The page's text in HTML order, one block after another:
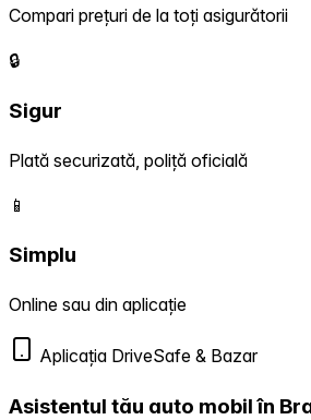
Compari prețuri de la toți asigurătorii
🔒
Sigur
Plată securizată, poliță oficială
📱
Simplu
Online sau din aplicație
Aplicația DriveSafe & Bazar
Asistentul tău auto mobil în